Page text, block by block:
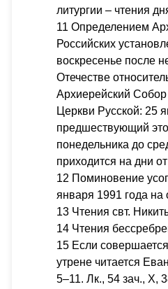
литургии – чтения
11 Определением
Российских
воскресенье после
Отечестве
Архиерейский Собор
Церкви Русской: 25
предшествующий
понедельника до
приходится на дни
12 Поминовение
января 1991 года
13 Чтения свт.
14 Чтения
15 Если
утрене читается
5–11. Лк., 54 зач., X,